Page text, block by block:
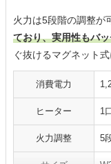
火力は5段階の調整が
ており、実用性もバ
ぐ抜けるマグネット
消費電力
ヒーター 1
火力調整 5